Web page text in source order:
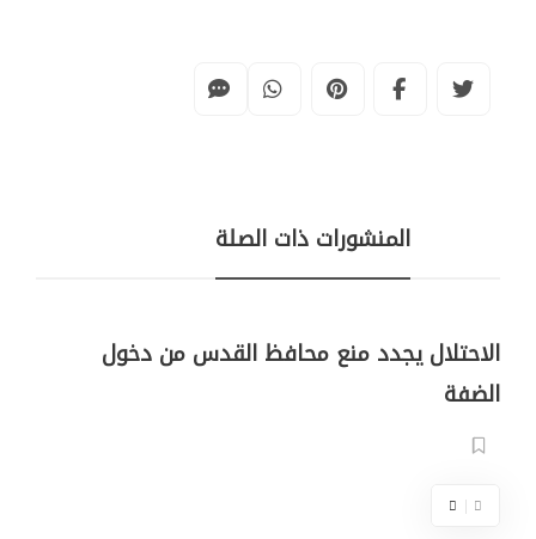
المنشورات ذات الصلة
الاحتلال يجدد منع محافظ القدس من دخول
الضفة